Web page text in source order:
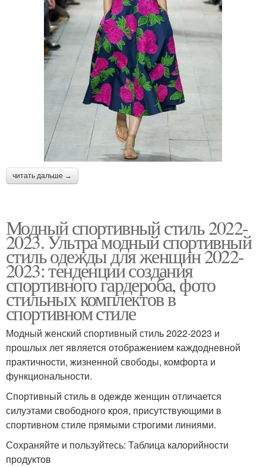
читать дальше →
Модный спортивный стиль 2022-
2023. Ультра модный спортивный
стиль одежды для женщин 2022-
2023: тенденции создания
спортивного гардероба, фото
стильных комплектов в
спортивном стиле
Модный женский спортивный стиль 2022-2023 и
прошлых лет является отображением каждодневной
практичности, жизненной свободы, комфорта и
функциональности.
Спортивный стиль в одежде женщин отличается
силуэтами свободного кроя, присутствующими в
спортивном стиле прямыми строгими линиями.
Сохраняйте и пользуйтесь: Таблица калорийности
продуктов